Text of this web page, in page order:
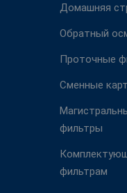
Домашняя
Обратный
Проточные
Сменные
фильтры
фильтрам